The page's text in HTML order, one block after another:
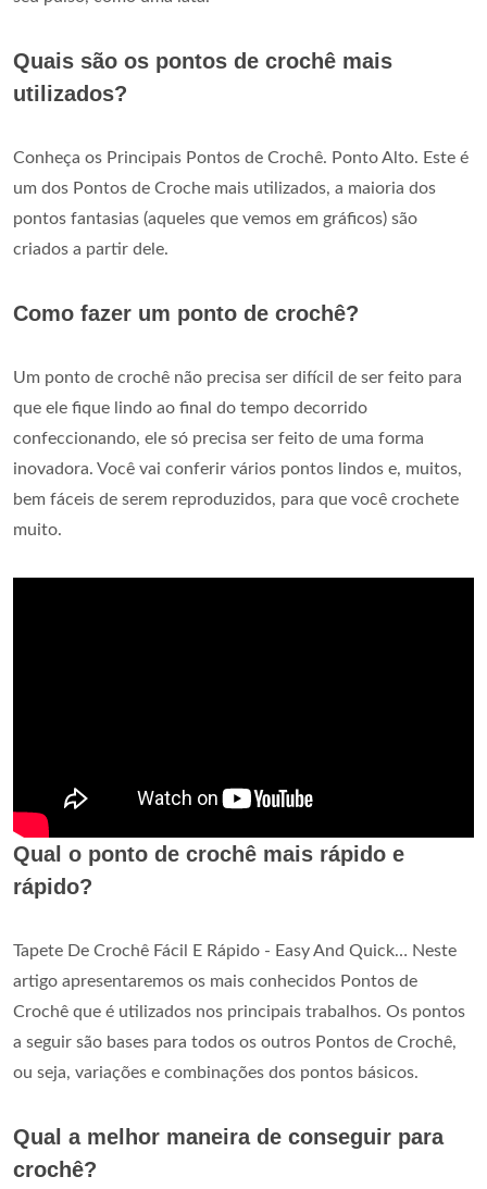
Quais são os pontos de crochê mais
utilizados?
Conheça os Principais Pontos de Crochê. Ponto Alto. Este é
um dos Pontos de Croche mais utilizados, a maioria dos
pontos fantasias (aqueles que vemos em gráficos) são
criados a partir dele.
Como fazer um ponto de crochê?
Um ponto de crochê não precisa ser difícil de ser feito para
que ele fique lindo ao final do tempo decorrido
confeccionando, ele só precisa ser feito de uma forma
inovadora. Você vai conferir vários pontos lindos e, muitos,
bem fáceis de serem reproduzidos, para que você crochete
muito.
Qual o ponto de crochê mais rápido e
rápido?
Tapete De Crochê Fácil E Rápido - Easy And Quick… Neste
artigo apresentaremos os mais conhecidos Pontos de
Crochê que é utilizados nos principais trabalhos. Os pontos
a seguir são bases para todos os outros Pontos de Crochê,
ou seja, variações e combinações dos pontos básicos.
Qual a melhor maneira de conseguir para
crochê?